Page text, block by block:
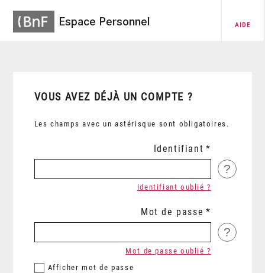
Espace Personnel AIDE
VOUS AVEZ DÉJÀ UN COMPTE ?
Les champs avec un astérisque sont obligatoires.
Identifiant
?
Identifiant oublié ?
Mot de passe
?
Afficher mot de passe
Mot de passe oublié ?